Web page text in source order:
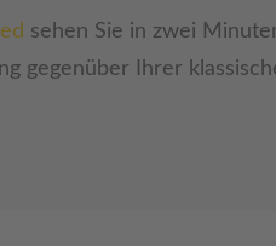
sehen Sie in zwei
gegenüber Ihrer